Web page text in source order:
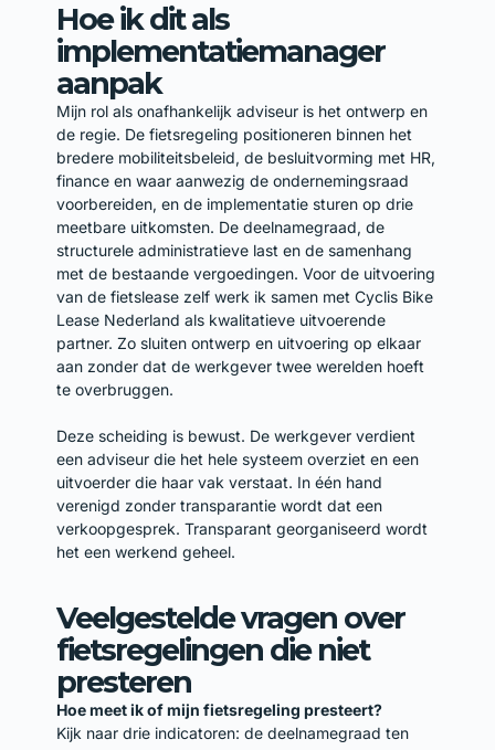
Hoe ik dit als
implementatiemanager
aanpak
Mijn rol als onafhankelijk adviseur is het ontwerp en
de regie. De fietsregeling positioneren binnen het
bredere mobiliteitsbeleid, de besluitvorming met HR,
finance en waar aanwezig de ondernemingsraad
voorbereiden, en de implementatie sturen op drie
meetbare uitkomsten. De deelnamegraad, de
structurele administratieve last en de samenhang
met de bestaande vergoedingen. Voor de uitvoering
van de fietslease zelf werk ik samen met Cyclis Bike
Lease Nederland als kwalitatieve uitvoerende
partner. Zo sluiten ontwerp en uitvoering op elkaar
aan zonder dat de werkgever twee werelden hoeft
te overbruggen.
Deze scheiding is bewust. De werkgever verdient
een adviseur die het hele systeem overziet en een
uitvoerder die haar vak verstaat. In één hand
verenigd zonder transparantie wordt dat een
verkoopgesprek. Transparant georganiseerd wordt
het een werkend geheel.
Veelgestelde vragen over
fietsregelingen die niet
presteren
Hoe meet ik of mijn fietsregeling presteert?
Kijk naar drie indicatoren: de deelnamegraad ten